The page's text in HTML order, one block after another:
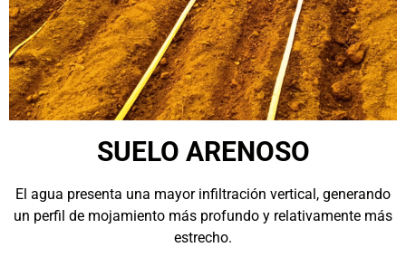
SUELO ARENOSO
El agua presenta una mayor infiltración vertical, generando
un perfil de mojamiento más profundo y relativamente más
estrecho.